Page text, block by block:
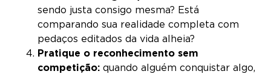
sendo justa consigo mesma? Está
comparando sua realidade completa com
pedaços editados da vida alheia?
Pratique o reconhecimento sem
competição: quando alguém conquistar algo,